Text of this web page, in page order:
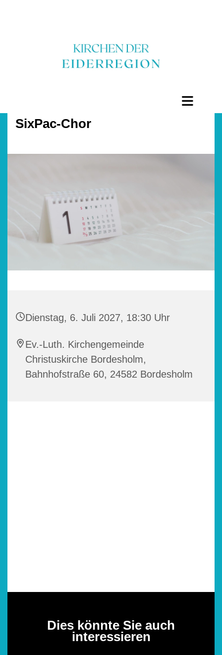
SixPac-Chor
Dienstag, 6. Juli 2027, 18:30 Uhr
Ev.-Luth. Kirchengemeinde
Christuskirche Bordesholm,
Bahnhofstraße 60, 24582 Bordesholm
Dies könnte Sie auch
interessieren